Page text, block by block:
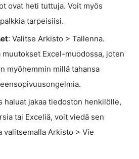
ovat heti tuttuja. Voit myös
tarpeisiisi.
: Valitse Arkisto > Tallenna.
muutokset Excel-muodossa, joten
myöhemmin millä tahansa
haluat jakaa tiedoston henkilölle,
tai Exceliä, voit viedä sen
valitsemalla Arkisto > Vie